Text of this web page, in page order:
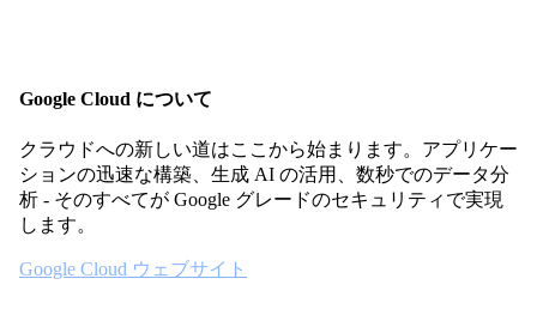
Google Cloud について
クラウドへの新しい道はここから始まります。アプリケー
ションの迅速な構築、生成 AI の活用、数秒でのデータ分
析 - そのすべてが Google グレードのセキュリティで実現
します。
Google Cloud ウェブサイト